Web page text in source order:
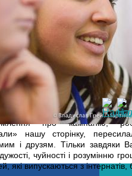
спрямована на розвиток
випускається з інтернатів.
батьківського
коштів став можливий з
– національної
платформи
. 69 донорів і
до
нашої ініціативи–
про кампанію,
нашу сторінку,
і друзям. Тільки завдяки
чуйності і розумінню
які випускаються з інтернатів,